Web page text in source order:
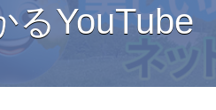
るYouTube